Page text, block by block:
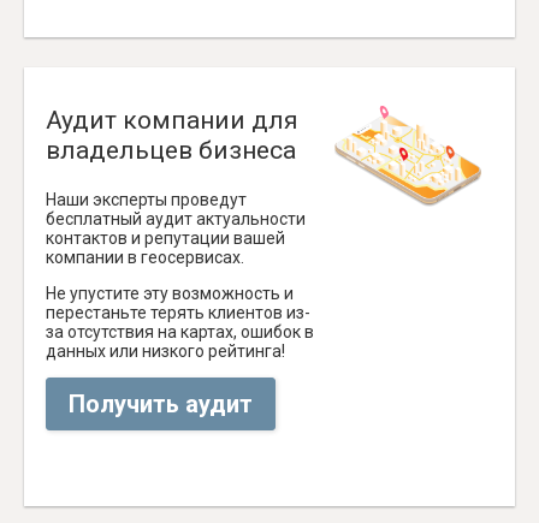
Аудит компании для
владельцев бизнеса
Наши эксперты проведут
бесплатный аудит актуальности
контактов и репутации вашей
компании в геосервисах.
Не упустите эту возможность и
перестаньте терять клиентов из-
за отсутствия на картах, ошибок в
данных или низкого рейтинга!
Получить аудит